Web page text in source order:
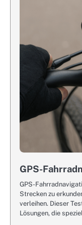
GPS-
GPS-
Strecken zu
verleihen. Dieser
Lösungen, die